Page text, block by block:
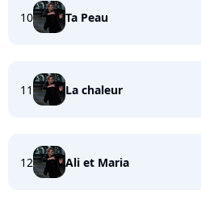
10 Ta Peau
11 La chaleur
12 Ali et Maria